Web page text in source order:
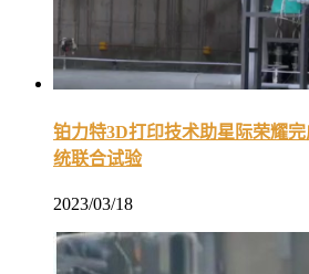
铂力特3D打印技术助星际荣耀
统联合试验
2023/03/18